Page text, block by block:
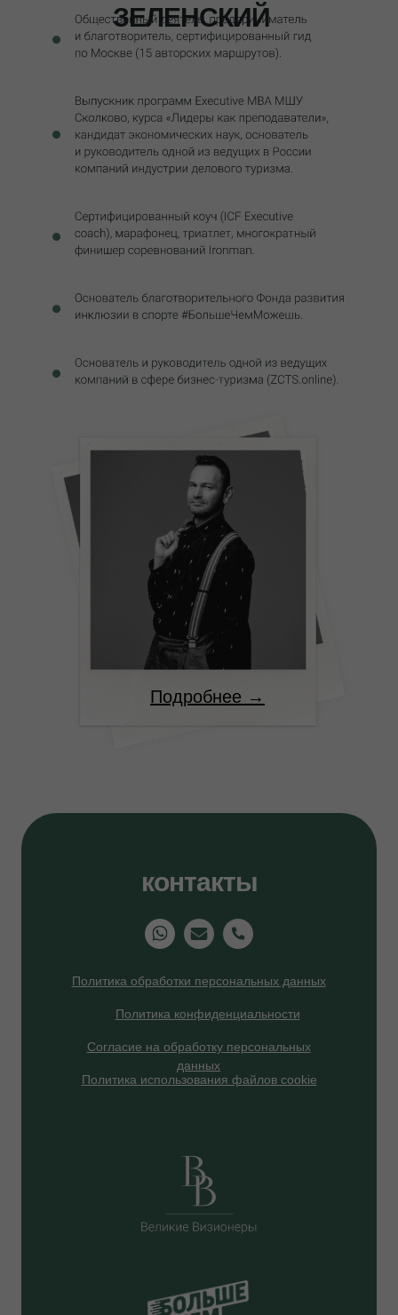
ЗЕЛЕНСКИЙ
Подробнее →
контакты
Согласие на обработку персональных
данных
Политика использования файлов cookie
Политика обработки персональных данных
Политика конфиденциальности